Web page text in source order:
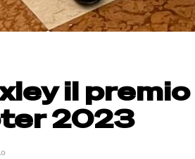
il
2023